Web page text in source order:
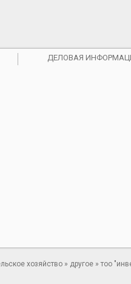
ДЕЛОВАЯ
хозяйство » другое » тоо